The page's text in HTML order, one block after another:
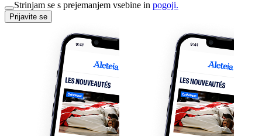
Strinjam se s prejemanjem vsebine in pogoji.
Prijavite se